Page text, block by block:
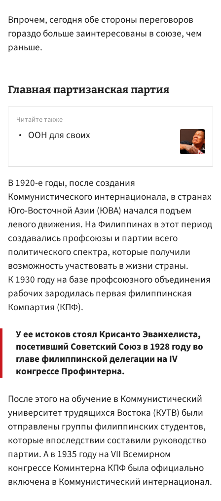
Впрочем, сегодня обе стороны переговоров
гораздо больше заинтересованы в союзе, чем
раньше.
Главная партизанская партия
Читайте также
ООН для своих
В 1920-е годы, после создания
Коммунистического интернационала, в странах
Юго-Восточной Азии (ЮВА) начался подъем
левого движения. На Филиппинах в этот период
создавались профсоюзы и партии всего
политического спектра, которые получили
возможность участвовать в жизни страны.
К 1930 году на базе профсоюзного объединения
рабочих зародилась первая филиппинская
Компартия (КПФ).
У ее истоков стоял Крисанто Эванхелиста,
посетивший Советский Союз в 1928 году во
главе филиппинской делегации на IV
конгрессе Профинтерна.
После этого на обучение в Коммунистический
университет трудящихся Востока (КУТВ) были
отправлены группы филиппинских студентов,
которые впоследствии составили руководство
партии. А в 1935 году на VII Всемирном
конгрессе Коминтерна КПФ была официально
включена в Коммунистический интернационал.